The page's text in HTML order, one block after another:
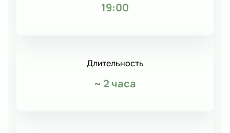
19:00
Длительность
~ 2 часа